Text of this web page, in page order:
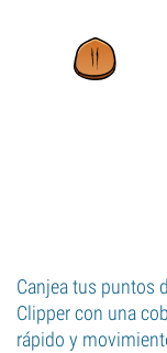
Canjea tus puntos
Clipper con una
rápido y